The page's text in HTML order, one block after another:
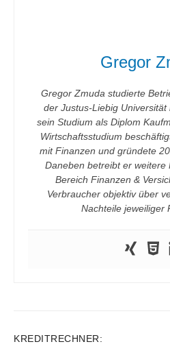
Gregor
Gregor Zmuda studierte
der Justus-Liebig
sein Studium als Diplom
Wirtschaftsstudium
mit Finanzen und gründete
Daneben betreibt er weitere
Bereich Finanzen &
Verbraucher objektiv über
Nachteile jeweiliger
KREDITRECHNER: